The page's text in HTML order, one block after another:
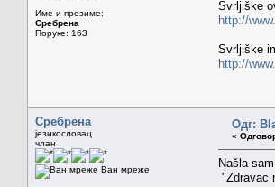
Име и презиме:
Сребрена
Поруке: 163
Svrljiške
http://
Svrljiške
http://
Сребрена
језикословац
члан
Ван мреже
Одг:
«
Našla
"Zdravac